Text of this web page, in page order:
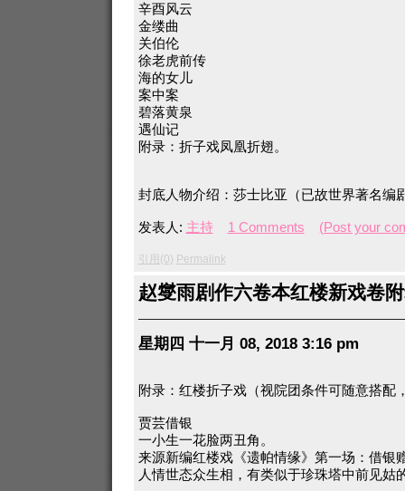
辛酉风云
金缕曲
关伯伦
徐老虎前传
海的女儿
案中案
碧落黄泉
遇仙记
附录：折子戏凤凰折翅。
封底人物介绍：莎士比亚（已故世界著名编
发表人: 主持 1 Comments (Post your
引用(0) Permalink
赵燮雨剧作六卷本红楼新戏卷
星期四 十一月 08, 2018 3:16 pm
附录：红楼折子戏（视院团条件可随意搭配
贾芸借银
一小生一花脸两丑角。
来源新编红楼戏《遗帕情缘》第一场：借银
人情世态众生相，有类似于珍珠塔中前见姑